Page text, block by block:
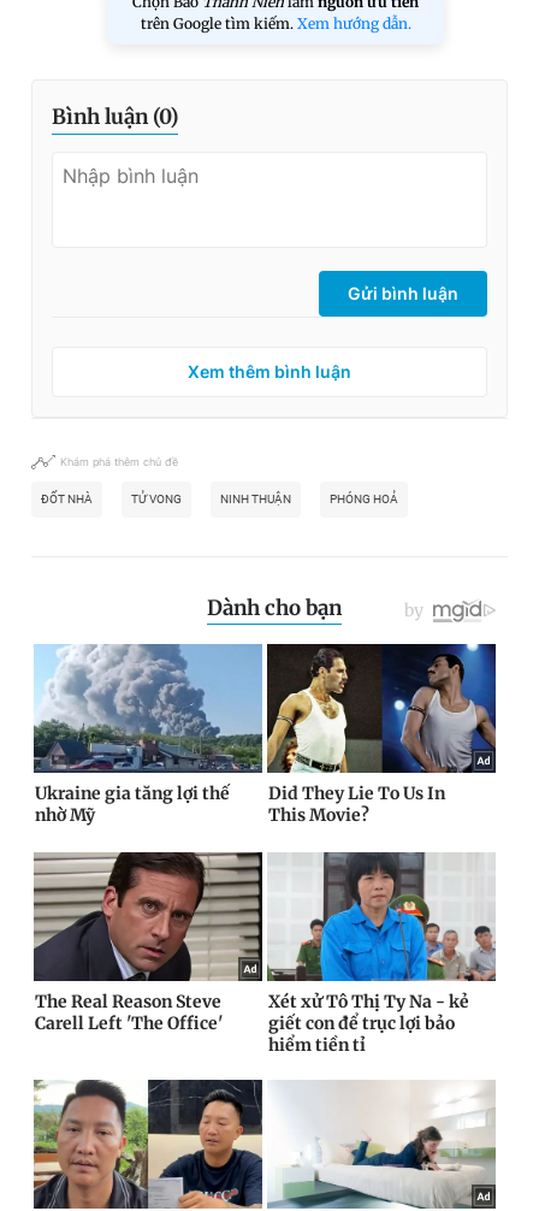
trên Google tìm kiếm. Xem hướng dẫn.
Bình luận (0)
Gửi bình luận
Xem thêm bình luận
Khám phá thêm chủ đề
ĐỐT NHÀ TỬ VONG NINH THUẬN PHÓNG HOẢ